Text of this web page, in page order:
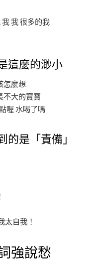
我 很多的我
這麼的渺小
怎麼想
不大的寶寶
喔 水喝了嗎
的是「責備」
太自我！
強說愁